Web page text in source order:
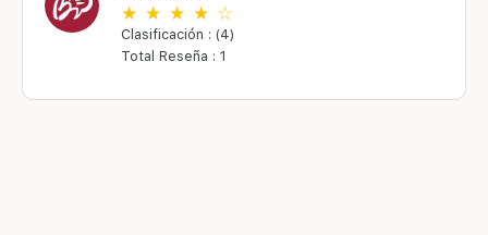
Clasificación : (4)
Total Reseña : 1